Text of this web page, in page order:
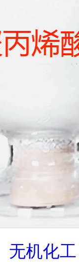
无机化工